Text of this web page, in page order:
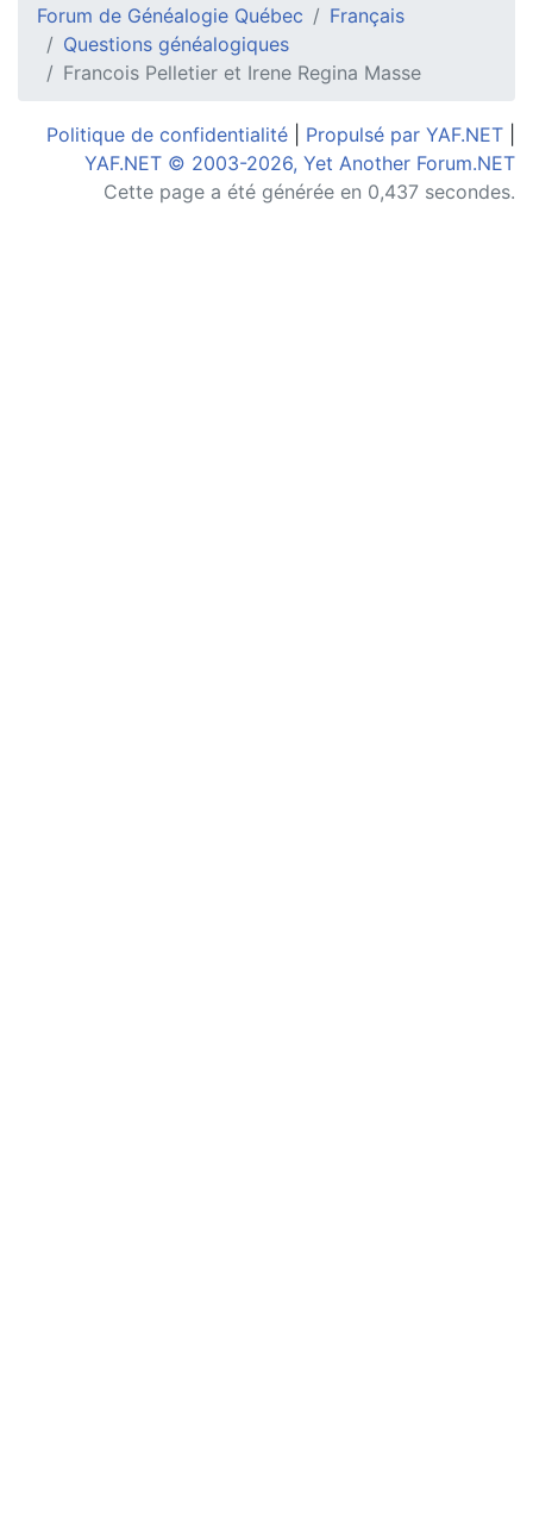
Forum de Généalogie Québec
Français
Questions généalogiques
Francois Pelletier et Irene Regina Masse
Politique de confidentialité Propulsé par YAF.NET
YAF.NET © 2003-2026, Yet Another Forum.NET
Cette page a été générée en 0,437 secondes.